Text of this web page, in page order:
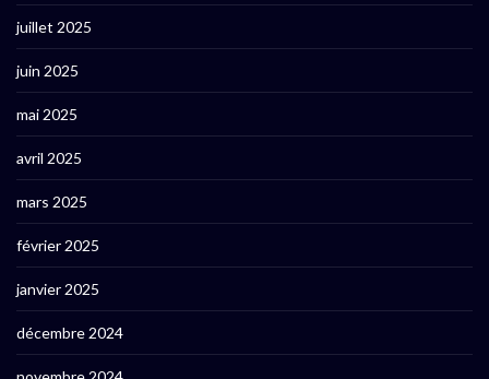
juillet 2025
juin 2025
mai 2025
avril 2025
mars 2025
février 2025
janvier 2025
décembre 2024